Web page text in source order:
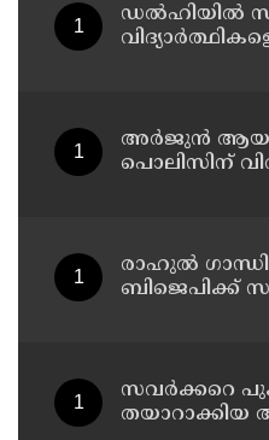
ഡൽഹിയിൽ
അര്‍ജുന്‍
പൊലിസിന്
രാഹുല്‍
ബിജെപിക്ക്
സവര്‍ക്കറെ
തയാറാക്കിയ